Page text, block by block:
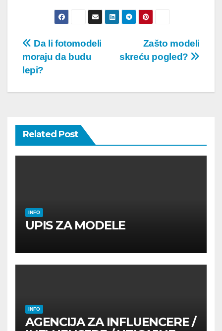
Post
navigation
Zašto modeli
skreću pogled?
Da li fotomodeli
moraju da budu
lepi?
Related Post
INFO
UPIS ZA MODELE
INFO
AGENCIJA ZA INFLUENCERE /